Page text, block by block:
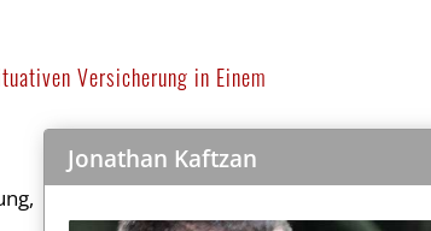
Versicherung in Einem
Jonathan Kaftzan